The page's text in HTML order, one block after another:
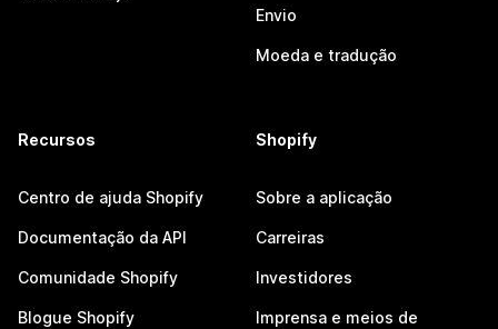
Envio
Moeda e tradução
Recursos
Centro de ajuda Shopify
Documentação da API
Comunidade Shopify
Blogue Shopify
Shopify
Sobre a aplicação
Carreiras
Investidores
Imprensa e meios de